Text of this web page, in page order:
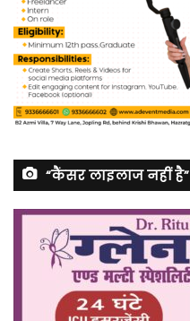
“कैंसर लाइलाज नहीं है”